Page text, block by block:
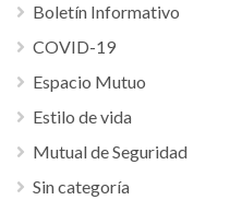
Boletín Informativo
COVID-19
Espacio Mutuo
Estilo de vida
Mutual de Seguridad
Sin categoría